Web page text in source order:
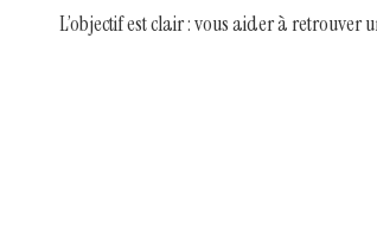
L’objectif est clair : vous aider à